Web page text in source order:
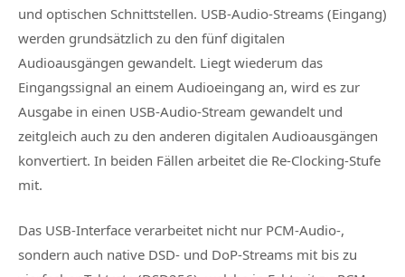
und optischen Schnittstellen. USB-Audio-Streams (Eingang)
werden grundsätzlich zu den fünf digitalen
Audioausgängen gewandelt. Liegt wiederum das
Eingangssignal an einem Audioeingang an, wird es zur
Ausgabe in einen USB-Audio-Stream gewandelt und
zeitgleich auch zu den anderen digitalen Audioausgängen
konvertiert. In beiden Fällen arbeitet die Re-Clocking-Stufe
mit.
Das USB-Interface verarbeitet nicht nur PCM-Audio-,
sondern auch native DSD- und DoP-Streams mit bis zu